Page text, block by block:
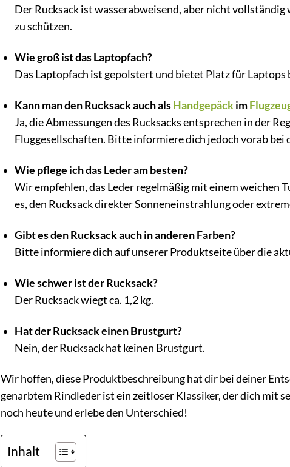
Der Rucksack ist wasserabweisend, aber nicht
zu schützen.
Wie groß ist das Laptopfach?
Das Laptopfach ist gepolstert und bietet Platz für Laptops
Kann man den Rucksack auch alsHandgepäckim
Ja, die Abmessungen des Rucksacks entsprechen in der
Fluggesellschaften. Bitte informiere dich jedoch vorab
Wie pflege ich das Leder am besten?
Wir empfehlen, das Leder regelmäßig mit einem weichen
es, den Rucksack direkter Sonneneinstrahlung oder
Gibt es den Rucksack auch in anderen Farben?
Bitte informiere dich auf unserer Produktseite über die
Wie schwer ist der Rucksack?
Der Rucksack wiegt ca. 1,2 kg.
Hat der Rucksack einen Brustgurt?
Nein, der Rucksack hat keinen Brustgurt.
Wir hoffen, diese Produktbeschreibung hat dir bei deiner
genarbtem Rindleder ist ein zeitloser Klassiker, der dich mit
noch heute und erlebe den Unterschied!
Inhalt